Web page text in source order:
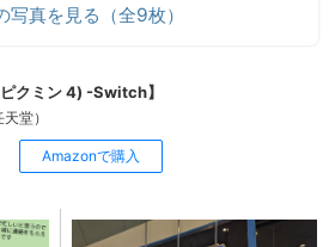
写真を見る（全9枚）
クミン 4) -Switch】
堂）
Amazonで購入